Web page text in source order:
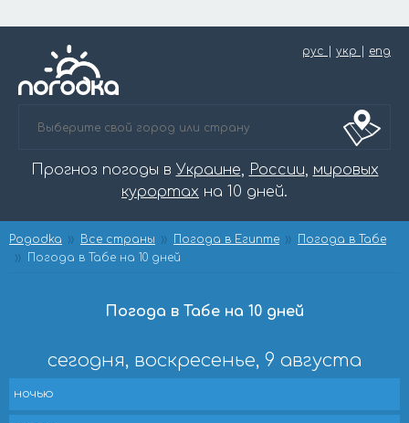
рус укр eng
Прогноз погоды в Украине, России, мировых
курортах на 10 дней.
Pogodka Все страны Погода в Египте
Погода в Табе
Погода в Табе на 10 дней
Погода в Табе на 10 дней
сегодня, воскресенье, 9 августа
ночью